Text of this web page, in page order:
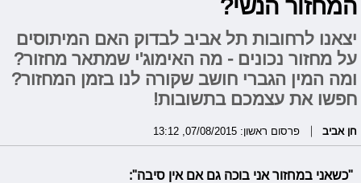
המחזור הנשי?
יצאנו לרחובות תל אביב לבדוק האם המיתוסים
על מחזור נכונים - מה האימוג'י שמתאר מחזור?
ומה המין הגברי חושב שקורה לנו בזמן המחזור?
חפשו את עצמכם בתשובות!
חן אביב פרסום ראשון: 07/08/2015, 13:12
"כשאני במחזור אני בוכה גם אם אין סיבה":